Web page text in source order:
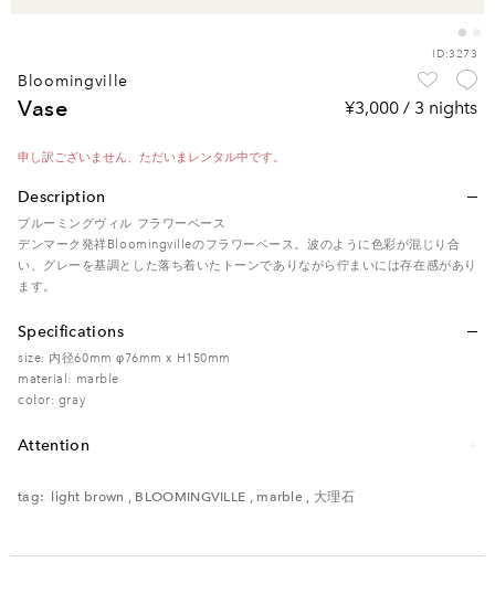
ID:3273
bloomingville
vase ¥3,000 / 3 nights
申し訳ございません、ただいまレンタル中です。
Description
ブルーミングヴィル フラワーベース
デンマーク発祥Bloomingvilleのフラワーベース。波のように色彩が混じり合
い、グレーを基調とした落ち着いたトーンでありながら佇まいには存在感があり
ます。
Specifications
size: 内径60mm φ76mm x H150mm
material: marble
color: gray
Attention
ださい。
tag: light brown , BLOOMINGVILLE , marble , 大理石